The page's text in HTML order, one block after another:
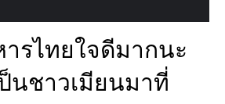
รไทยใจดีมากนะ
นชาวเมียนมาที่